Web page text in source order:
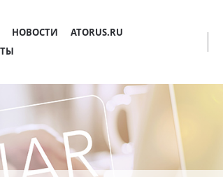
НОВОСТИ
ATORUS.RU